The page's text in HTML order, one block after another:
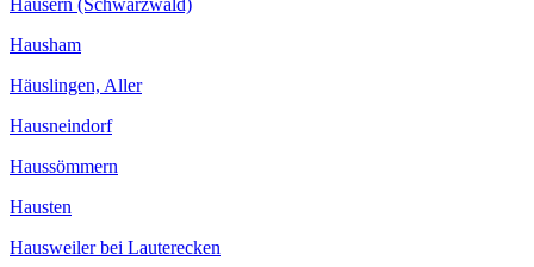
Häusern (Schwarzwald)
Hausham
Häuslingen, Aller
Hausneindorf
Haussömmern
Hausten
Hausweiler bei Lauterecken